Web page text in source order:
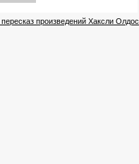
пересказ произведений Хаксли Олдос